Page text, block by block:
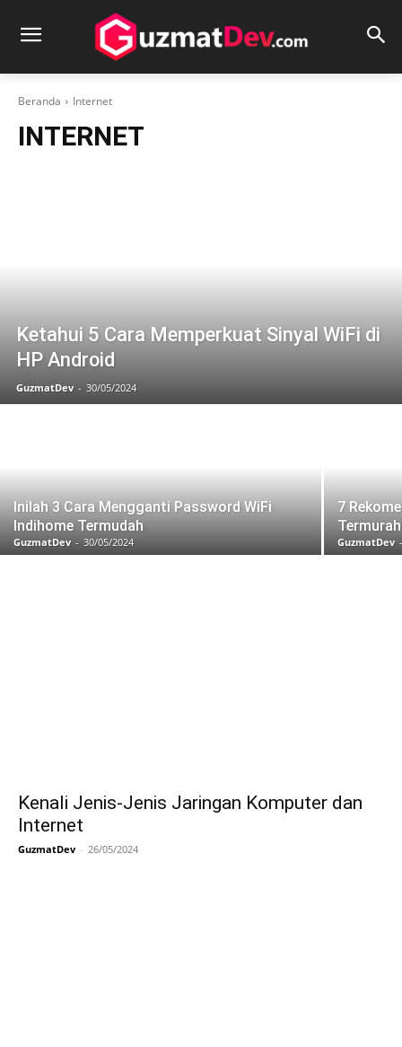
Beranda Internet
INTERNET
Ketahui 5 Cara Memperkuat Sinyal WiFi di
HP Android
GuzmatDev - 30/05/2024
Inilah 3 Cara Mengganti Password WiFi
Indihome Termudah
GuzmatDev - 30/05/2024
7
GuzmatDev
Kenali Jenis-Jenis Jaringan Komputer dan
Internet
GuzmatDev - 26/05/2024